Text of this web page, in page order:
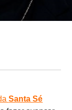
Santa Sé